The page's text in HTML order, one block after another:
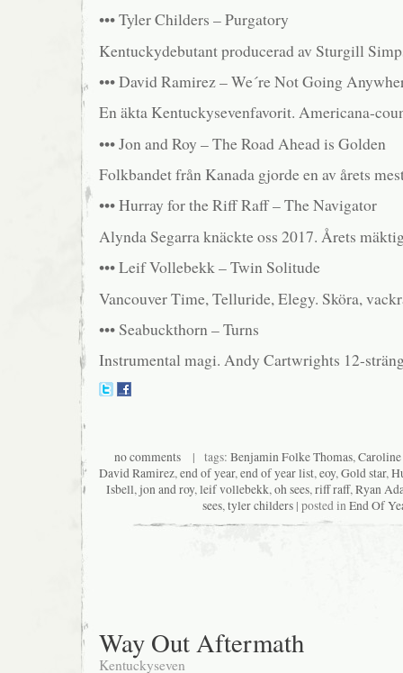
••• Tyler Childers – Purgatory
Kentuckydebutant producerad av Sturgill
••• David Ramirez – We´re Not Going
En äkta Kentuckysevenfavorit. Americana-
••• Jon and Roy – The Road Ahead is Golden
Folkbandet från Kanada gjorde en av årets
••• Hurray for the Riff Raff – The Navigator
Alynda Segarra knäckte oss 2017. Årets
••• Leif Vollebekk – Twin Solitude
Vancouver Time, Telluride, Elegy. Sköra,
••• Seabuckthorn – Turns
Instrumental magi. Andy Cartwrights 12-
no comments| tags: Benjamin Folke Thomas,Caroline
David Ramirez,end of year,end of year list,eoy,Gold star,
Isbell,jon and roy,leif vollebekk,oh sees,riff raff,Ryan
sees,tyler childers| posted inEnd Of
Way Out Aftermath
Kentuckyseven